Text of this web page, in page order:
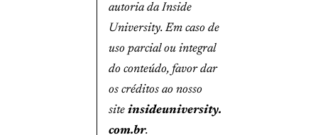
autoria da Inside
University. Em caso de
uso parcial ou integral
do conteúdo, favor dar
os créditos ao nosso
site insideuniversity.
com.br.